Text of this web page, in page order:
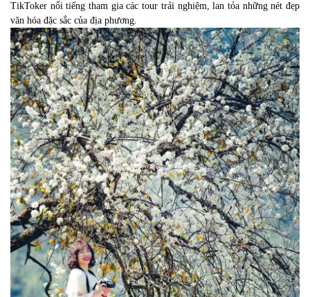
TikToker nổi tiếng tham gia các tour trải nghiệm, lan tỏa những nét đẹp
văn hóa đặc sắc của địa phương.